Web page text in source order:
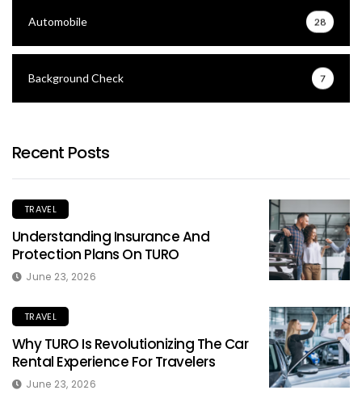
Automobile 28
Background Check 7
Recent Posts
TRAVEL
Understanding Insurance And
Protection Plans On TURO
June 23, 2026
TRAVEL
Why TURO Is Revolutionizing The Car
Rental Experience For Travelers
June 23, 2026